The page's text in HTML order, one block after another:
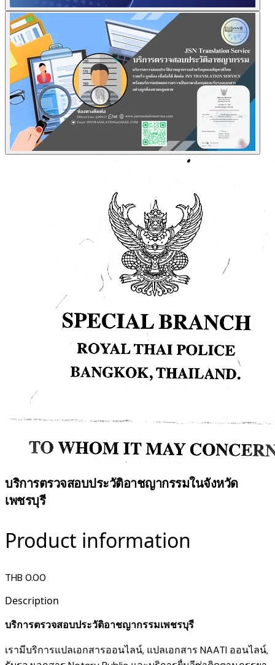
บริการตรวจสอบประวัติอาชญากรรมในจังหวัด
เพชรบุรี
Product information
THB 0.00
Description
บริการตรวจสอบประวัติอาชญากรรมเพชรบุรี
เรามีบริการแปลเอกสารออนไลน์, แปลเอกสาร NAATI ออนไลน์,